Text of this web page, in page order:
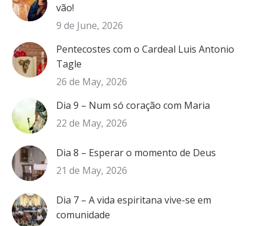
vão!
9 de June, 2026
Pentecostes com o Cardeal Luis Antonio
Tagle
26 de May, 2026
Dia 9 – Num só coração com Maria
22 de May, 2026
Dia 8 – Esperar o momento de Deus
21 de May, 2026
Dia 7 – A vida espiritana vive-se em
comunidade